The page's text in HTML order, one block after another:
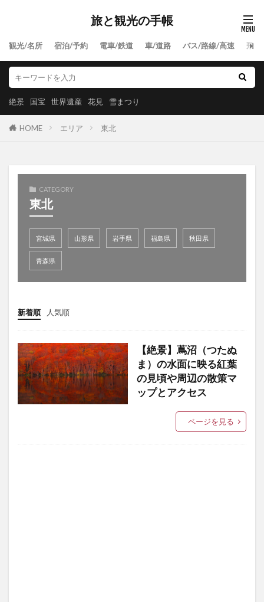
旅と観光の手帳
観光/名所 宿泊/予約 電車/鉄道 車/道路 バス/路線/高速 飛行
絶景 国宝 世界遺産 花見 雪まつり
HOME エリア 東北
CATEGORY
東北
宮城県 山形県 岩手県 福島県 秋田県
青森県
新着順 人気順
【絶景】蔦沼（つたぬ
ま）の水面に映る紅葉
の見頃や周辺の散策マ
ップとアクセス
ページを見る